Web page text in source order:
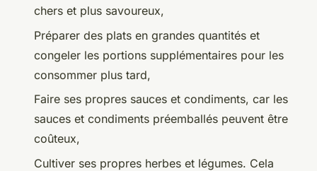
chers et plus savoureux,
Préparer des plats en grandes quantités et
congeler les portions supplémentaires pour les
consommer plus tard,
Faire ses propres sauces et condiments, car les
sauces et condiments préemballés peuvent être
coûteux,
Cultiver ses propres herbes et légumes. Cela